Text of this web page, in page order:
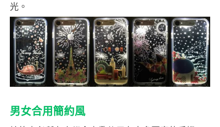
光。
男女合用簡約風